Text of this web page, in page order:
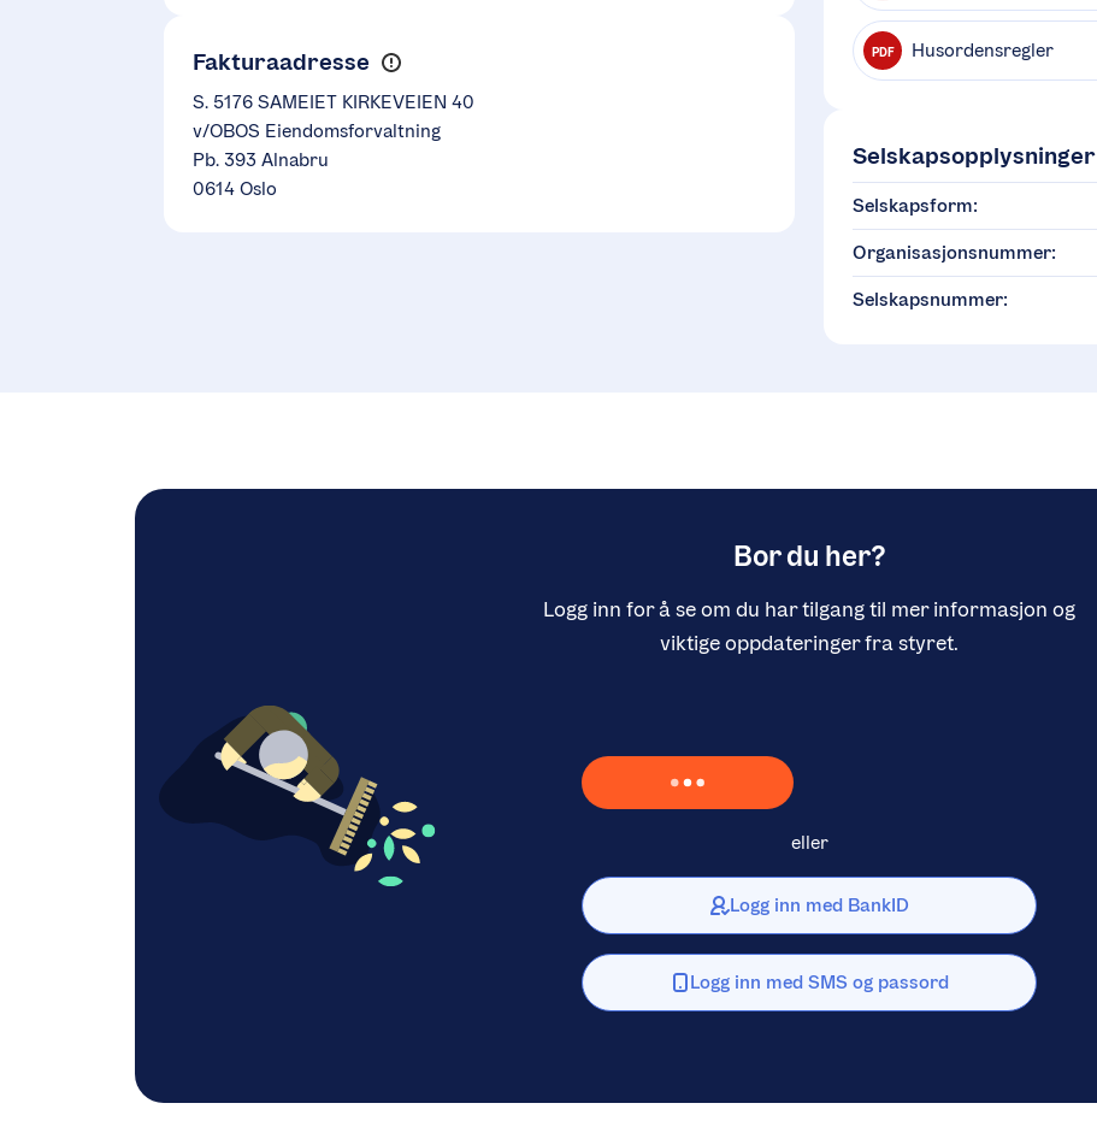
Fakturaadresse
S. 5176 SAMEIET KIRKEVEIEN 40
v/OBOS Eiendomsforvaltning
Pb. 393 Alnabru
0614 Oslo
PDF Husordensregler
Selskapsopplysninger
Selskapsform:
Organisasjonsnummer:
Selskapsnummer:
Bor du her?
Logg inn for å se om du har tilgang til mer informasjon og
viktige oppdateringer fra styret.
Laster inn Vipps …
eller
Logg inn med BankID
Logg inn med SMS og passord